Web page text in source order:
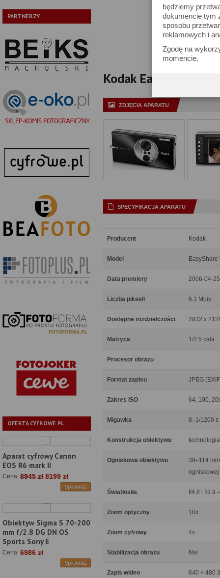
będziemy
dokumencie tym
sposobu
reklamowych i
Zgodę na
momencie.
PARTNERZY
OFERTA CYFROWE.PL
Aparat cyfrowy Canon
EOS R6 mark II
Cena: 8945 zł 8199 zł
Sprawdź
Obiektyw Sigma S 70-200
mm f/2.8 DG DN OS
Sports Sony E
Cena: 6986 zł
Sprawdź
Typ:
Pokaż tylko
Kodak EasyShare
ZDJĘCIA APARATU
SPECYFIKACJA APARATU
Producent Kodak
Model EasyShare
Data premiery 2006-04-25
Liczba pikseli 6.1 Mpix
Dostępne rozdzielczości 2832 x
Matryca 1/2.5 cala
Procesor obrazu
Format zapisu JPEG
Zakres ISO 64, 100,
Migawka 8–1/1200 s
Konstrukcja obiektywu
Ogniskowa obiektywu
38–114
ogniskowej
Światłosiła f/4.8 i f/3.9
Zoom optyczny 10x
Zoom cyfrowy 4x
Stabilizacja obrazu Nie
Zapis wideo 640 × 480